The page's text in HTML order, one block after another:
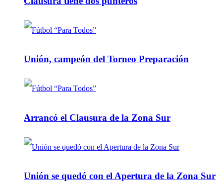
Unión, campeón del Torneo Preparación
Arrancó el Clausura de la Zona Sur
Unión se quedó con el Apertura de la Zona Sur